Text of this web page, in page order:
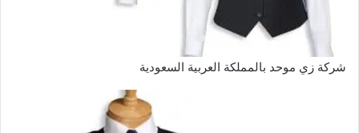
شركة زي موحد بالمملكة العربية السعودية